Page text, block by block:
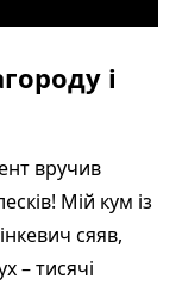
і
вручив
Мій кум із
сяяв,
– тисячі